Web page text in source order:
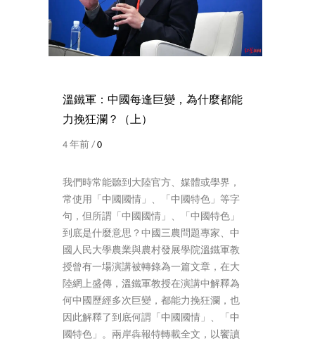
溫鐵軍：中國每逢巨變，為什麼都能
力挽狂瀾？（上）
4 年前 / 0
我們時常能聽到大陸官方、媒體或學界，
常使用「中國國情」、「中國特色」等字
句，但所謂「中國國情」、「中國特色」
到底是什麼意思？中國三農問題專家、中
國人民大學農業與農村發展學院溫鐵軍教
授曾有一場演講被轉錄為一篇文章，在大
陸網上盛傳，溫鐵軍教授在演講中解釋為
何中國歷經多次巨變，都能力挽狂瀾，也
因此解釋了到底何謂「中國國情」、「中
國特色」。兩岸犇報特轉載全文，以饗讀